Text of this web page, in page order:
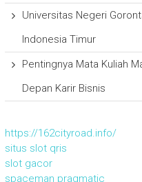
Universitas Negeri
Indonesia Timur
Pentingnya Mata Kuliah
Depan Karir Bisnis
https://162cityroad.info/
situs slot qris
slot gacor
spaceman pragmatic